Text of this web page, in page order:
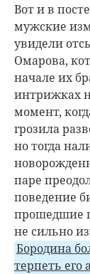
Вот и в
мужские
увидели
Омарова,
начале их
интрижках
момент,
грозила
но тогда
паре
поведение
прошедшие
не сильно
Бородина
терпеть его